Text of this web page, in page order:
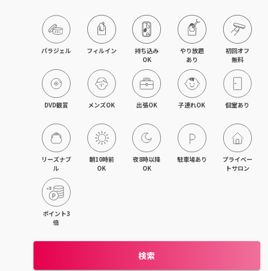
藤沢・湘南台・江ノ島
武蔵小杉・日吉・綱島
相模大野・小田急相模原
東林間・中央林間・南林間
大和・さがみ野・二俣川
上大岡・金沢文庫・港南台
パラジェル フィルイン
持ち込み
OK
やり放題
あり
初回オフ
無料
DVD観賞 メンズOK 出張OK 子連れOK 個室あり
リーズナブ
ル
朝10時前
OK
夜8時以降
OK
駐車場あり
プライベー
トサロン
ポイント3
倍
検索